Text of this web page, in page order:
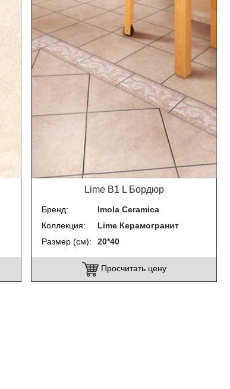
Lime B1 L Бордюр
Бренд
Imola Ceramica
Коллекция
Lime Керамогранит
Размер (см)
20*40
Просчитать цену